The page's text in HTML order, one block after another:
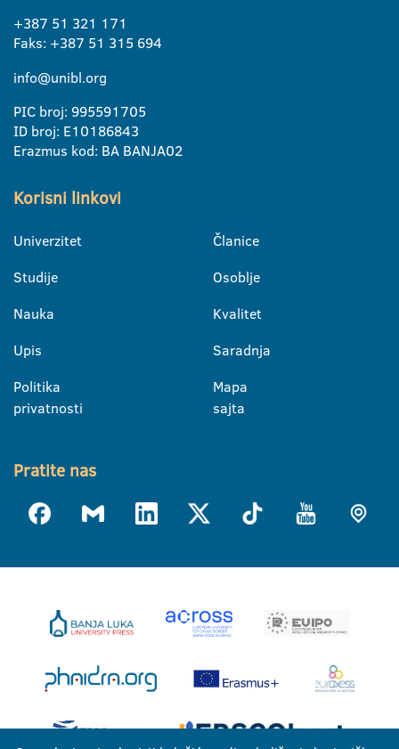
+387 51 321 171
Faks: +387 51 315 694
info@unibl.org
PIC broj: 995591705
ID broj: E10186843
Erazmus kod: BA BANJA02
Korisni linkovi
Univerzitet
Studije
Nauka
Upis
Politika
privatnosti
Članice
Osoblje
Kvalitet
Saradnja
Mapa
sajta
Pratite nas